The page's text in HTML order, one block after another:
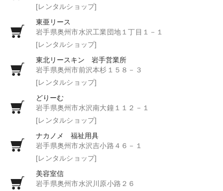
[レンタルショップ]
東亜リース
岩手県奥州市水沢工業団地１丁目１－１
[レンタルショップ]
東北リースキン 岩手営業所
岩手県奥州市前沢本杉１５８－３
[レンタルショップ]
どりーむ
岩手県奥州市水沢南大鐘１１２－１
[レンタルショップ]
ナカノメ 福祉用具
岩手県奥州市水沢吉小路４６－１
[レンタルショップ]
美容室信
岩手県奥州市水沢川原小路２６